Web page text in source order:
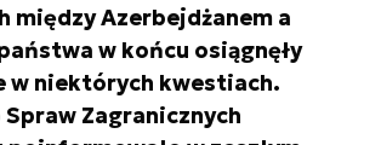
między Azerbejdżanem a
w końcu osiągnęły
w niektórych kwestiach.
Zagranicznych